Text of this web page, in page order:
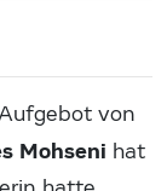
von
Mohseni hat